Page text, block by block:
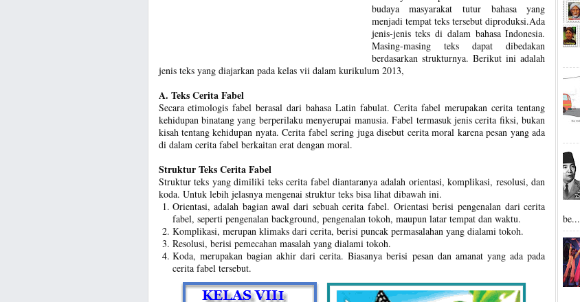
budaya masyarakat tutur bahasa yang
menjadi tempat teks tersebut diproduksi.Ada
jenis-jenis teks di dalam bahasa Indonesia.
Masing-masing teks dapat dibedakan
berdasarkan strukturnya. Berikut ini adalah
jenis teks yang diajarkan pada kelas vii dalam kurikulum 2013,
A. Teks Cerita Fabel
Secara etimologis fabel berasal dari bahasa Latin fabulat. Cerita fabel merupakan cerita tentang
kehidupan binatang yang berperilaku menyerupai manusia. Fabel termasuk jenis cerita fiksi, bukan
kisah tentang kehidupan nyata. Cerita fabel sering juga disebut cerita moral karena pesan yang ada
di dalam cerita fabel berkaitan erat dengan moral.
Struktur Teks Cerita Fabel
Struktur teks yang dimiliki teks cerita fabel diantaranya adalah orientasi, komplikasi, resolusi, dan
koda. Untuk lebih jelasnya mengenai struktur teks bisa lihat dibawah ini.
Orientasi, adalah bagian awal dari sebuah cerita fabel. Orientasi berisi pengenalan dari cerita
fabel, seperti pengenalan background, pengenalan tokoh, maupun latar tempat dan waktu.
Komplikasi, merupan klimaks dari cerita, berisi puncak permasalahan yang dialami tokoh.
Resolusi, berisi pemecahan masalah yang dialami tokoh.
Koda, merupakan bagian akhir dari cerita. Biasanya berisi pesan dan amanat yang ada pada
cerita fabel tersebut.
be...